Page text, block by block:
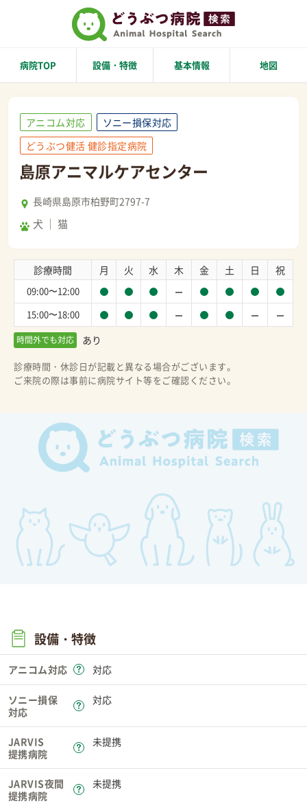
病院TOP 設備・特徴 基本情報 地図
アニコム対応
ソニー損保対応
どうぶつ健活 健診指定病院
島原アニマルケアセンター
長崎県島原市柏野町2797-7
犬 猫
診療時間 月 火 水 木 金 土 日 祝
09:00〜12:00
15:00〜18:00
時間外でも対応 あり
診療時間・休診日が記載と異なる場合がございます。
ご来院の際は事前に病院サイト等をご確認ください。
設備・特徴
アニコム対応 対応
ソニー損保
対応
対応
JARVIS
提携病院
未提携
JARVIS夜間
提携病院
未提携